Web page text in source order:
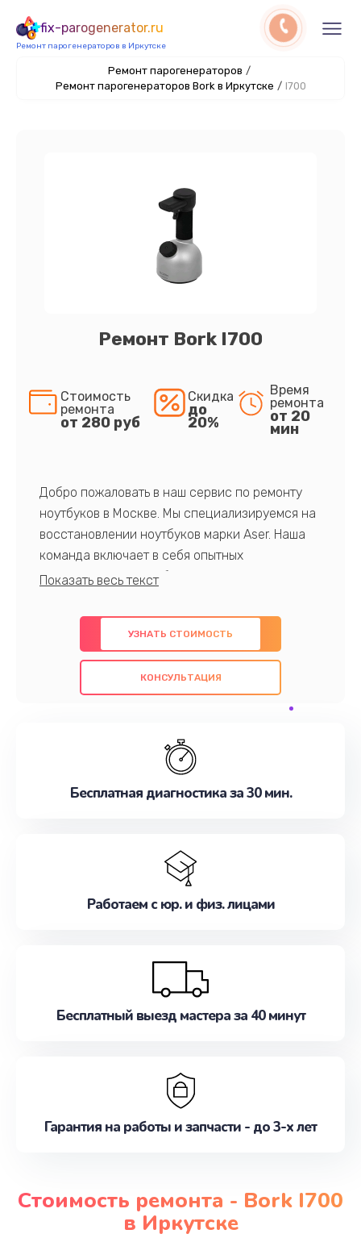
fix-parogenerator.ru
Ремонт парогенераторов в Иркутске
Ремонт парогенераторов /
Ремонт парогенераторов Bork в Иркутске / I700
Ремонт Bork I700
Стоимость
ремонта
от 280 руб
Скидка
до
20%
Время
ремонта
от 20
мин
Добро пожаловать в наш сервис по ремонту
ноутбуков в Москве. Мы специализируемся на
восстановлении ноутбуков марки Aser. Наша
команда включает в себя опытных
профессионалов с обширными знаниями и
предлагаем быстрый и качественный ремонт с
использованием оригинальных компонентов, а
также гарантируем качество всех
проведенных работ. Наша цель - предоставить
наилучшим образом. Не медлите записаться на
УЗНАТЬ СТОИМОСТЬ
КОНСУЛЬТАЦИЯ
Бесплатная диагностика за 30 мин.
Работаем с юр. и физ. лицами
Бесплатный выезд мастера за 40 минут
Гарантия на работы и запчасти - до 3-х лет
Стоимость ремонта - Bork I700
в Иркутске